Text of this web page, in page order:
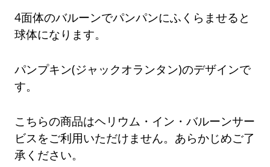
4面体のバルーンでパンパンにふくらませると
球体になります。
パンプキン(ジャックオランタン)のデザインで
す。
こちらの商品はヘリウム・イン・バルーンサー
ビスをご利用いただけません。あらかじめご了
承ください。